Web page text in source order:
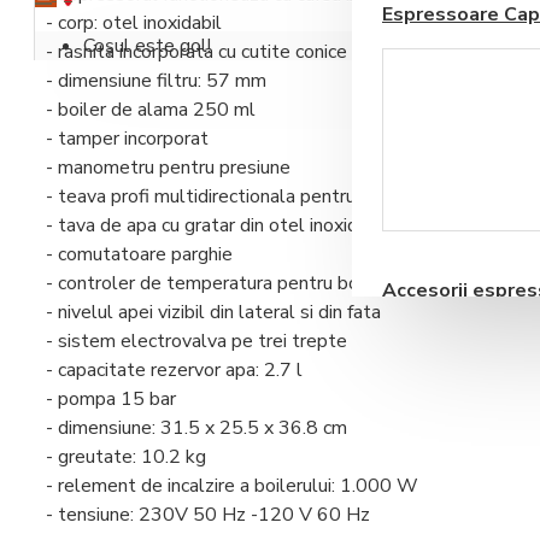
Blendere si Aparate
Milkshake
Storcatoare pentru
Fructe si Legume
Espressoare
Accesorii
Coșul este gol!
- corp: otel inoxidabil
- rasnita incorporata cu cutite conice de 38 mm si reglaj
- dimensiune filtru: 57 mm
- boiler de alama 250 ml
- tamper incorporat
- manometru pentru presiune
- teava profi multidirectionala pentru aburi/apa
- tava de apa cu gratar din otel inoxidabil
- comutatoare parghie
- controler de temperatura pentru boiler cu display (PID)
- nivelul apei vizibil din lateral si din fata
- sistem electrovalva pe trei trepte
- capacitate rezervor apa: 2.7 l
- pompa 15 bar
- dimensiune: 31.5 x 25.5 x 36.8 cm
- greutate: 10.2 kg
- relement de incalzire a boilerului: 1.000 W
- tensiune: 230V 50 Hz -120 V 60 Hz